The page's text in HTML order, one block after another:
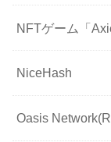
NFTゲーム「
NiceHash
Oasis